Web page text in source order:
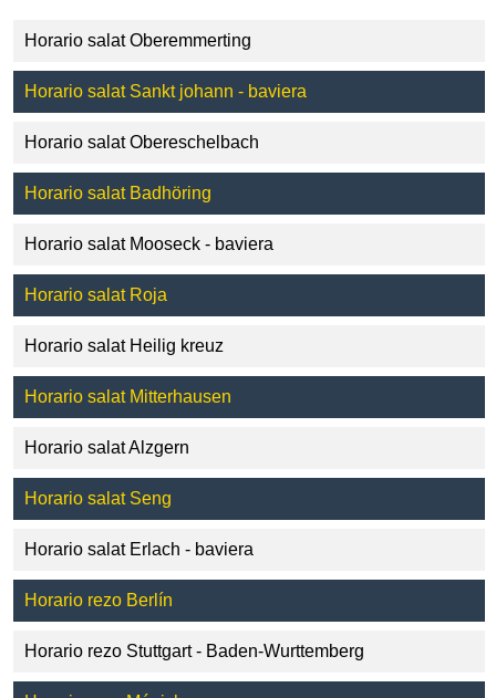
Horario salat Oberemmerting
Horario salat Sankt johann - baviera
Horario salat Obereschelbach
Horario salat Badhöring
Horario salat Mooseck - baviera
Horario salat Roja
Horario salat Heilig kreuz
Horario salat Mitterhausen
Horario salat Alzgern
Horario salat Seng
Horario salat Erlach - baviera
Horario rezo Berlín
Horario rezo Stuttgart - Baden-Wurttemberg